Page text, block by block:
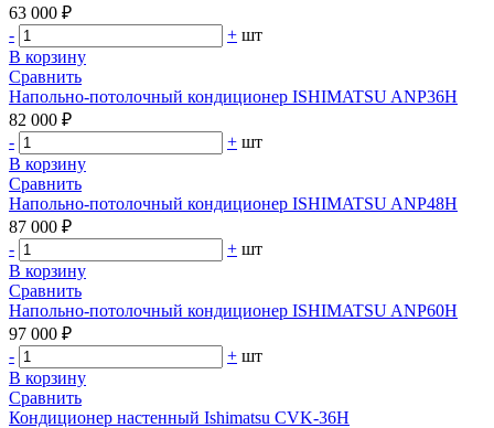
63 000 ₽
-
+ шт
В корзину
Сравнить
Напольно-потолочный кондиционер ISHIMATSU ANP36H
82 000 ₽
-
+ шт
В корзину
Сравнить
Напольно-потолочный кондиционер ISHIMATSU ANP48H
87 000 ₽
-
+ шт
В корзину
Сравнить
Напольно-потолочный кондиционер ISHIMATSU ANP60H
97 000 ₽
-
+ шт
В корзину
Сравнить
Кондиционер настенный Ishimatsu CVK-36H